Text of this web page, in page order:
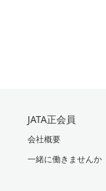
JATA正会員
会社概要
一緒に働きませんか